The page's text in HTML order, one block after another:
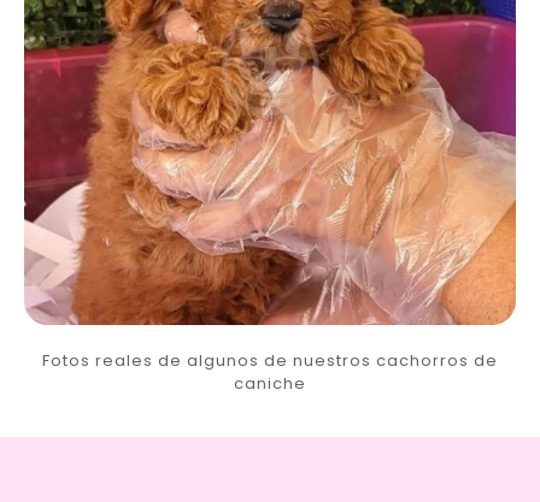
Fotos reales de algunos de nuestros cachorros de
caniche